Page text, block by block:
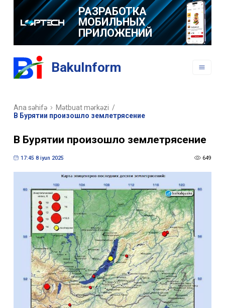
РАЗРАБОТКА
МОБИЛЬНЫХ
ПРИЛОЖЕНИЙ
BakuInform
Ana səhifə Mətbuat mərkəzi /
В Бурятии произошло землетрясение
В Бурятии произошло землетрясение
17:45 8 iyun 2025 649